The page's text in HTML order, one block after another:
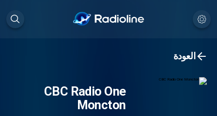
العودة
CBC Radio One
Moncton